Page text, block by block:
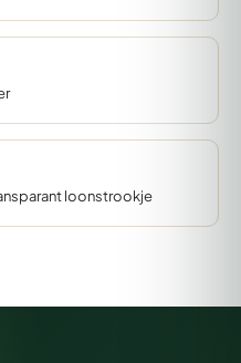
loonstrookje